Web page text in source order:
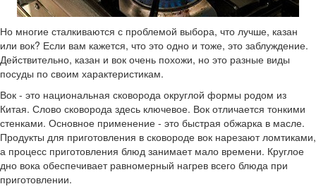
Но многие сталкиваются с проблемой выбора, что лучше, казан
или вок? Если вам кажется, что это одно и тоже, это заблуждение.
Действительно, казан и вок очень похожи, но это разные виды
посуды по своим характеристикам.
Вок - это национальная сковорода округлой формы родом из
Китая. Слово сковорода здесь ключевое. Вок отличается тонкими
стенками. Основное применение - это быстрая обжарка в масле.
Продукты для приготовления в сковороде вок нарезают ломтиками,
а процесс приготовления блюд занимает мало времени. Круглое
дно вока обеспечивает равномерный нагрев всего блюда при
приготовлении.